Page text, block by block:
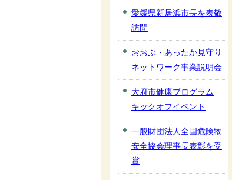
愛媛県新居浜市長を表敬
訪問
おおぶ・あったか見守り
ネットワーク事業説明会
大府市健康プログラム
キックオフイベント
一般財団法人全国危険物
安全協会理事長表彰を受
賞